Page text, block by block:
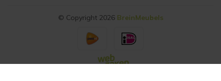
© Copyright 2026 BreinMeubels